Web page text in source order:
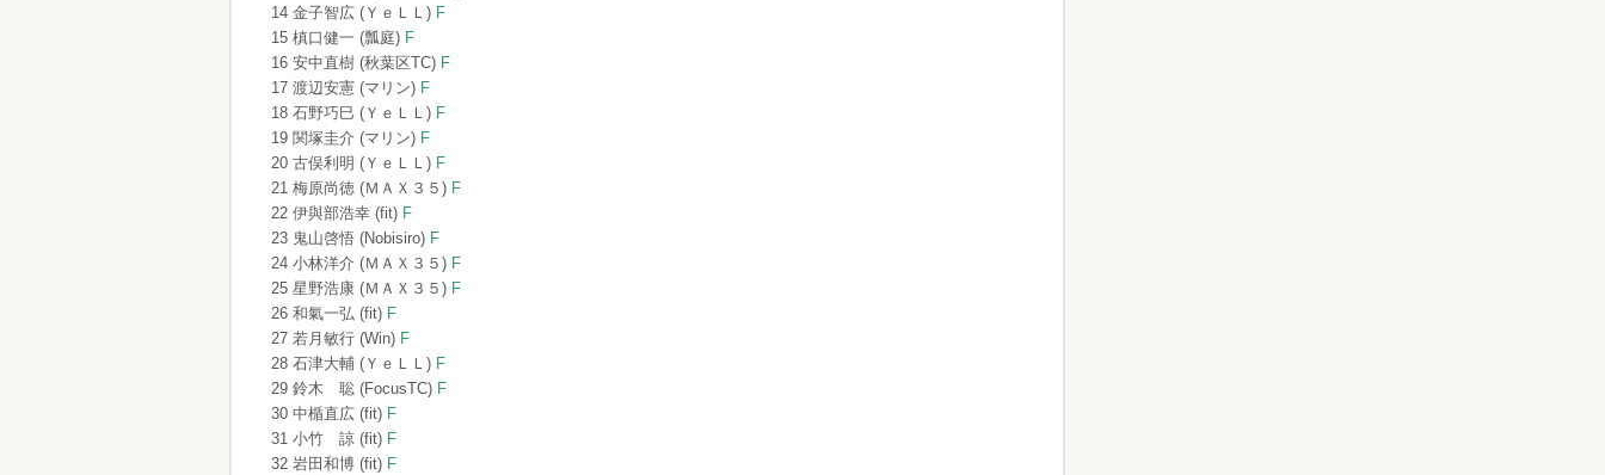
14 金子智広 (ＹｅＬＬ) F
15 槙口健一 (瓢庭) F
16 安中直樹 (秋葉区TC) F
17 渡辺安憲 (マリン) F
18 石野巧巳 (ＹｅＬＬ) F
19 関塚圭介 (マリン) F
20 古俣利明 (ＹｅＬＬ) F
21 梅原尚徳 (ＭＡＸ３５) F
22 伊與部浩幸 (fit) F
23 鬼山啓悟 (Nobisiro) F
24 小林洋介 (ＭＡＸ３５) F
25 星野浩康 (ＭＡＸ３５) F
26 和氣一弘 (fit) F
27 若月敏行 (Win) F
28 石津大輔 (ＹｅＬＬ) F
29 鈴木 聡 (FocusTC) F
30 中楯直広 (fit) F
31 小竹 諒 (fit) F
32 岩田和博 (fit) F